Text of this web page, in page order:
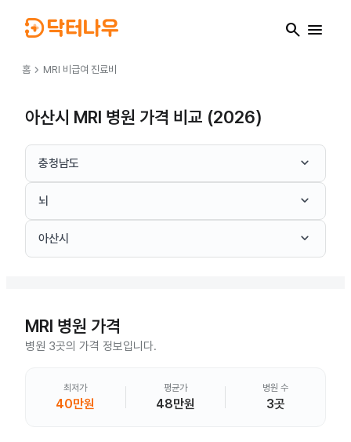
search menu
홈 chevron_right MRI 비급여 진료비
아산시 MRI 병원 가격 비교 (2026)
충청남도 keyboard_arrow_down
뇌 keyboard_arrow_down
아산시 keyboard_arrow_down
MRI 병원 가격
병원 3곳의 가격 정보입니다.
최저가
40만원
평균가
48만원
병원 수
3곳